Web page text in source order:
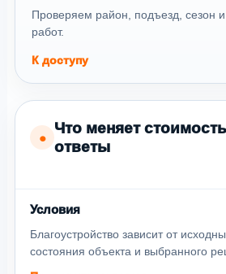
Проверяем район, подъезд, сезон
работ.
К доступу
●
Что меняет
ответы
Условия
Благоустройство зависит от
состояния объекта и выбранного